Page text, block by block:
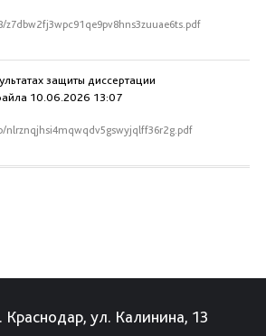
z7dbw2fj3wpc91qe9pv8hns3zuuae6ts.pdf
защиты диссертации
10.06.2026 13:07
nlrznqjhsi4mqwqdv5gswyjqlff36r2g.pdf
Краснодар, ул. Калинина, 13